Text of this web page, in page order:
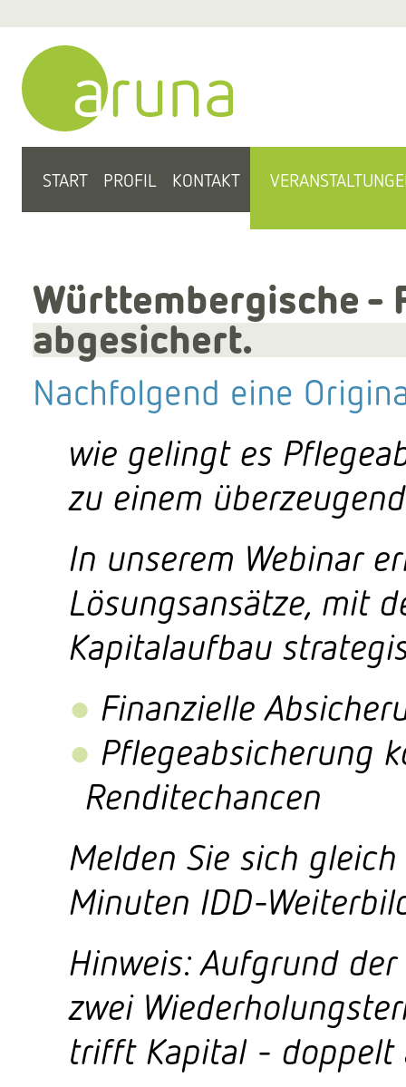
START PROFIL KONTAKT
Württembergische
abgesichert.
Nachfolgend eine
wie gelingt es
zu einem
In unserem Webinar
Lösungsansätze, mit
Kapitalaufbau
Finanzielle
Pflegeabsicherung
Renditechancen
Melden Sie sich
Minuten IDD-
Hinweis: Aufgrund
zwei
trifft Kapital - doppelt